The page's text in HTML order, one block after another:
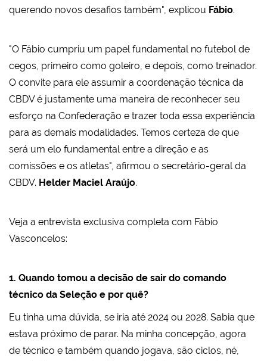
querendo novos desafios também", explicou Fábio.
"O Fábio cumpriu um papel fundamental no futebol de
cegos, primeiro como goleiro, e depois, como treinador.
O convite para ele assumir a coordenação técnica da
CBDV é justamente uma maneira de reconhecer seu
esforço na Confederação e trazer toda essa experiência
para as demais modalidades. Temos certeza de que
será um elo fundamental entre a direção e as
comissões e os atletas", afirmou o secretário-geral da
CBDV. Helder Maciel Araújo.
Veja a entrevista exclusiva completa com Fábio
Vasconcelos:
1. Quando tomou a decisão de sair do comando
técnico da Seleção e por quê?
Eu tinha uma dúvida, se iria até 2024 ou 2028. Sabia que
estava próximo de parar. Na minha concepção, agora
de técnico e também quando jogava, são ciclos, né,